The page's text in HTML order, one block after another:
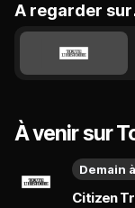
A regarder
À venir sur
Citizen
Demain